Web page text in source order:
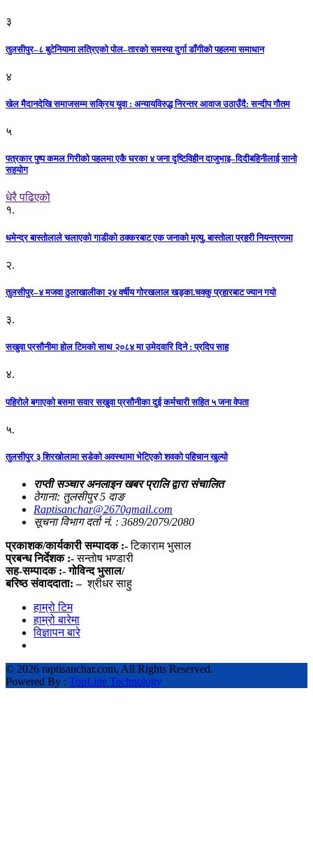
३
तुलसीपुर–८ बुटेनियामा लत्रिएको पोल–तारको समस्या दुर्गा डाँगीको पहलमा समाधान
४
खेल मैदानदेखि समाजसम्म सक्रिय युवा : अन्यायविरुद्ध निरन्तर आवाज उठाउँदै: सन्दीप गौतम
५
पत्रकार पुष्प कमल गिरीको पहलमा एकै घरका ४ जना दृष्टिविहीन दाजुभाइ–दिदीबहिनीलाई सानो
सहयोग
धेरै पढिएको
१.
धमेन्द्र बास्तोलाले चलाएको गाडीको ठक्करबाट एक जनाको मृत्यु, बास्तोला प्रहरी नियन्त्रणमा
२.
तुलसीपुर–४ मजवा ठुलाखालीका २४ वर्षीय गोरखलाल खड्का.चक्कु प्रहारबाट ज्यान गयो
३.
सखुवा प्रसौनीमा होल टिमको साथ २०८४ मा उमेदवारि दिने : प्रदिप साह
४.
पहिराेले बगाएकाे बसमा सवार सखुवा प्रसाैनीका दुई कर्मचारी सहित ५ जना वेपता
५.
तुलसीपुर ३ शिरखोलामा सडेको अवस्थामा भेटिएको शवको पहिचान खुल्यो
राप्ती सञ्चार अनलाइन खबर प्रालि द्वारा संचालित
ठेगाना: तुलसीपुर 5 दाङ
Raptisanchar@2670gmail.com
सूचना विभाग दर्ता नं. : 3689/2079/2080
प्रकाशक/कार्यकारी सम्पादक :-टिकाराम भुसाल
प्रबन्ध निर्देशक :-सन्तोष भण्डारी
सह-सम्पादक :- गोविन्द भुसाल/
बरिष्ठ संवाददाता: – श्रीधर साहु
हाम्रो टिम
हाम्रो बारेमा
विज्ञापन बारे
© 2026 raptisanchar.com, All Rights Reserved.
Powered By : TopLine Technology